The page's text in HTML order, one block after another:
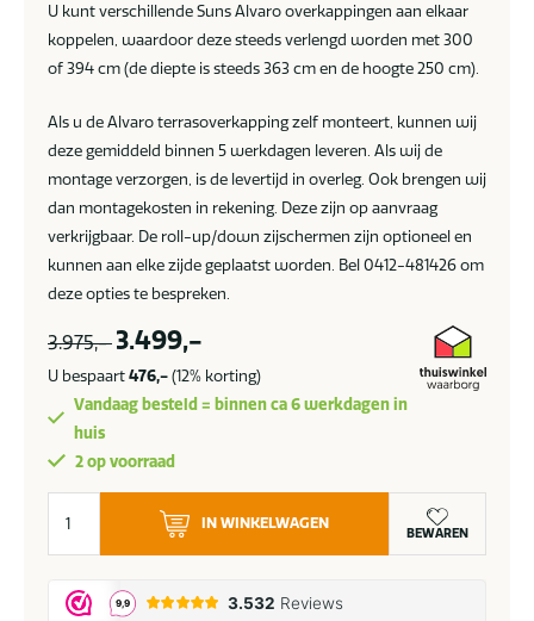
U kunt verschillende Suns Alvaro overkappingen aan elkaar
koppelen, waardoor deze steeds verlengd worden met 300
of 394 cm (de diepte is steeds 363 cm en de hoogte 250 cm).
Als u de Alvaro terrasoverkapping zelf monteert, kunnen wij
deze gemiddeld binnen 5 werkdagen leveren. Als wij de
montage verzorgen, is de levertijd in overleg. Ook brengen wij
dan montagekosten in rekening. Deze zijn op aanvraag
verkrijgbaar. De roll-up/down zijschermen zijn optioneel en
kunnen aan elke zijde geplaatst worden. Bel 0412-481426 om
deze opties te bespreken.
3.975,- 3.499,-
U bespaart476,-(12% korting)
Vandaag besteld = binnen ca 6 werkdagen in
huis
2 op voorraad
Alvaro
overkapping
301
IN WINKELWAGEN
BEWAREN